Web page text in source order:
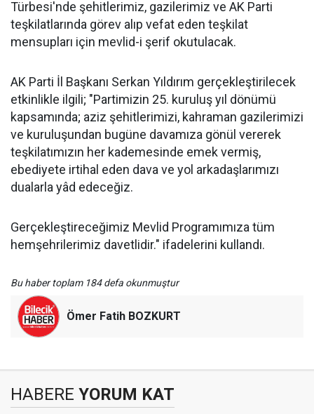
Türbesi'nde şehitlerimiz, gazilerimiz ve AK Parti
teşkilatlarında görev alıp vefat eden teşkilat
mensupları için mevlid-i şerif okutulacak.
AK Parti İl Başkanı Serkan Yıldırım gerçekleştirilecek
etkinlikle ilgili; "Partimizin 25. kuruluş yıl dönümü
kapsamında; aziz şehitlerimizi, kahraman gazilerimizi
ve kuruluşundan bugüne davamıza gönül vererek
teşkilatımızın her kademesinde emek vermiş,
ebediyete irtihal eden dava ve yol arkadaşlarımızı
dualarla yâd edeceğiz.
Gerçekleştireceğimiz Mevlid Programımıza tüm
hemşehrilerimiz davetlidir." ifadelerini kullandı.
Bu haber toplam 184 defa okunmuştur
Ömer Fatih BOZKURT
HABERE YORUM KAT